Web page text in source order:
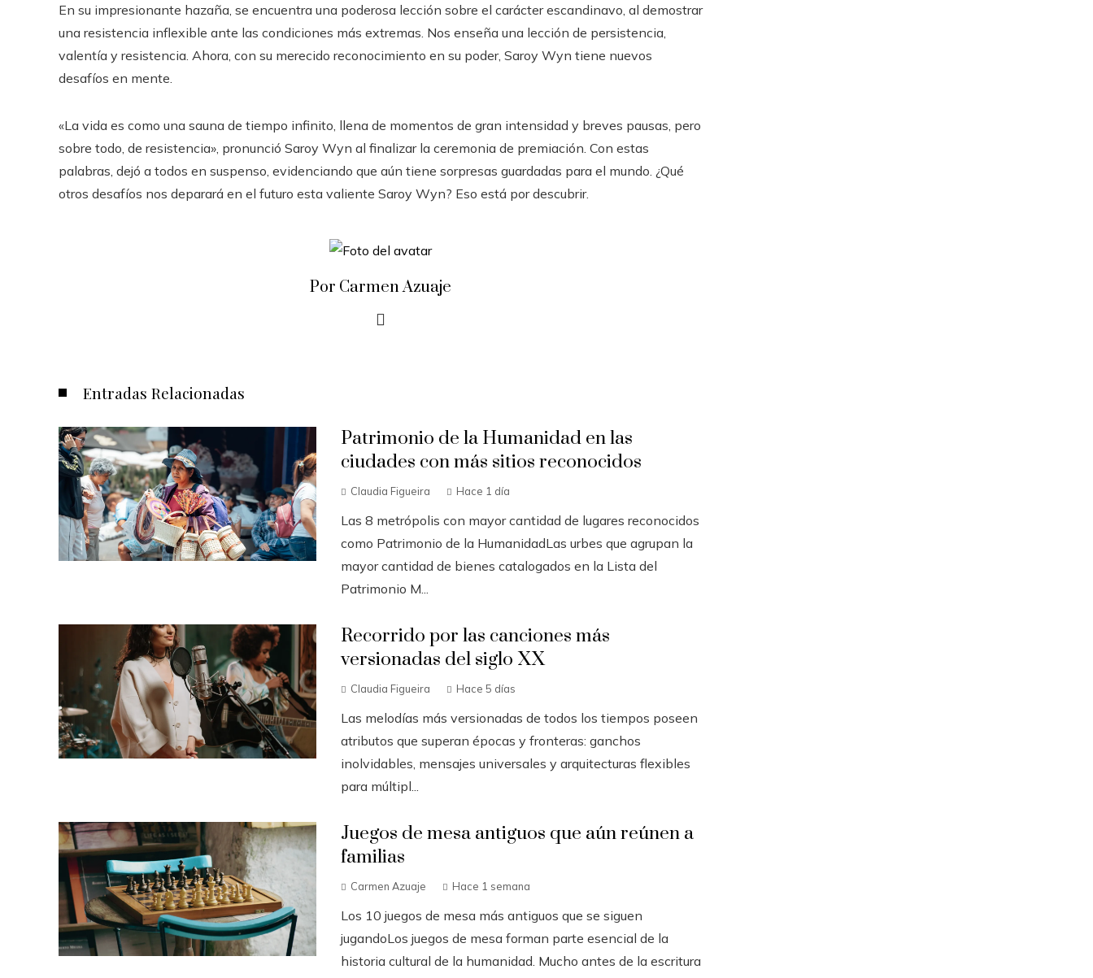
En su impresionante hazaña, se encuentra una poderosa lección sobre el carácter escandinavo, al demostrar
una resistencia inflexible ante las condiciones más extremas. Nos enseña una lección de persistencia,
valentía y resistencia. Ahora, con su merecido reconocimiento en su poder, Saroy Wyn tiene nuevos
desafíos en mente.
«La vida es como una sauna de tiempo infinito, llena de momentos de gran intensidad y breves pausas, pero
sobre todo, de resistencia», pronunció Saroy Wyn al finalizar la ceremonia de premiación. Con estas
palabras, dejó a todos en suspenso, evidenciando que aún tiene sorpresas guardadas para el mundo. ¿Qué
otros desafíos nos deparará en el futuro esta valiente Saroy Wyn? Eso está por descubrir.
Por Carmen Azuaje
Entradas Relacionadas
Patrimonio de la Humanidad en las
ciudades con más sitios reconocidos
Claudia Figueira Hace 1 día
Las 8 metrópolis con mayor cantidad de lugares reconocidos
como Patrimonio de la HumanidadLas urbes que agrupan la
mayor cantidad de bienes catalogados en la Lista del
Patrimonio M...
Recorrido por las canciones más
versionadas del siglo XX
Claudia Figueira Hace 5 días
Las melodías más versionadas de todos los tiempos poseen
atributos que superan épocas y fronteras: ganchos
inolvidables, mensajes universales y arquitecturas flexibles
para múltipl...
Juegos de mesa antiguos que aún reúnen a
familias
Carmen Azuaje Hace 1 semana
Los 10 juegos de mesa más antiguos que se siguen
jugandoLos juegos de mesa forman parte esencial de la
historia cultural de la humanidad. Mucho antes de la escritura